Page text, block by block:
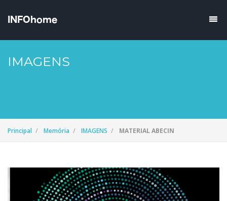
IMAGENS
Principal Memória IMAGENS MATERIAL ABECIN